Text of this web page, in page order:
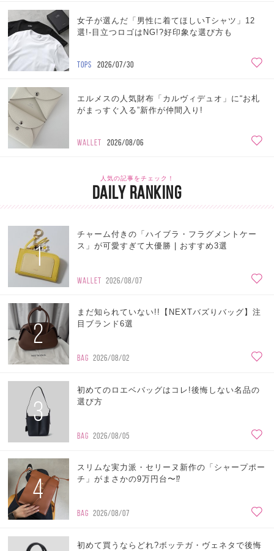
女子が選んだ「男性に着てほしいTシャツ」12
選!-目立つロゴはNG!?好印象な選び方も
TOPS 2026/07/30
エルメスの人気財布「カルヴィデュオ」に“お札
がまっすぐ入る”新作が仲間入り!
WALLET 2026/08/06
人気の記事をチェック！
DAILY RANKING
1
チャーム付きの「ハイブラ・フラグメントケー
ス」が可愛すぎて大優勝 | おすすめ3選
WALLET 2026/08/07
2
まだ知られていない!!【NEXTバズりバッグ】注
目ブランド6選
BAG 2026/08/02
3
初めてのロエベバッグはコレ!後悔しない名品の
選び方
BAG 2026/08/05
4
スリムな実力派・セリーヌ新作の「シャープポー
チ」がまさかの9万円台〜⁉
BAG 2026/08/07
初めて買うならどれ?ボッテガ・ヴェネタで後悔